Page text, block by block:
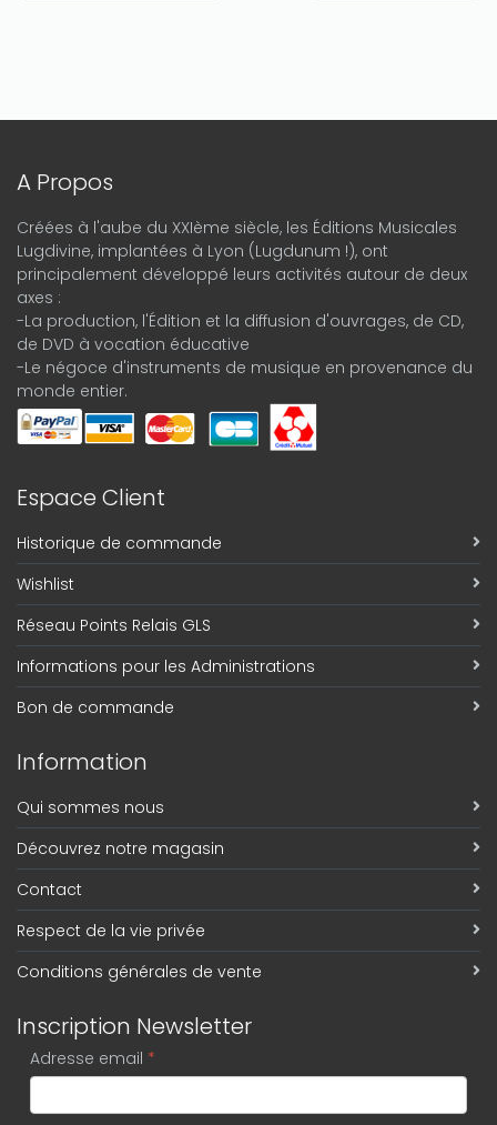
A Propos
Créées à l'aube du XXIème siècle, les Éditions Musicales
Lugdivine, implantées à Lyon (Lugdunum !), ont
principalement développé leurs activités autour de deux
axes :
-La production, l'Édition et la diffusion d'ouvrages, de CD,
de DVD à vocation éducative
-Le négoce d'instruments de musique en provenance du
monde entier.
Espace Client
Historique de commande
Wishlist
Réseau Points Relais GLS
Informations pour les Administrations
Bon de commande
Information
Qui sommes nous
Découvrez notre magasin
Contact
Respect de la vie privée
Conditions générales de vente
Inscription Newsletter
Adresse email *